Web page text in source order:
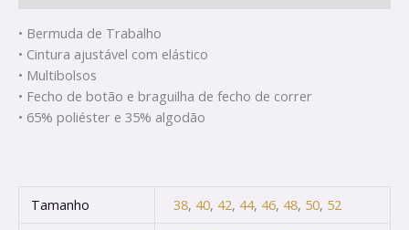
• Bermuda de Trabalho
• Cintura ajustável com elástico
• Multibolsos
• Fecho de botão e braguilha de fecho de correr
• 65% poliéster e 35% algodão
Tamanho 38, 40, 42, 44, 46, 48, 50, 52